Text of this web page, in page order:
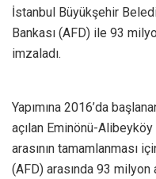
İstanbul Büyükşehir
Bankası (AFD) ile 93
imzaladı.
Yapımına 2016’da
açılan Eminönü-Alibeyköy
arasının tamamlanması
(AFD) arasında 93